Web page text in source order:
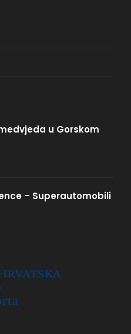
u Gorskom
– Superautomobili